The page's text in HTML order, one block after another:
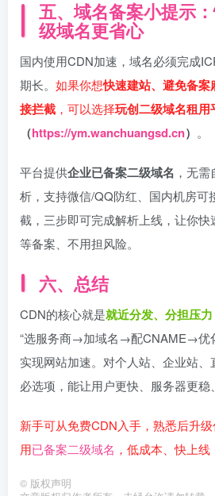
五、域名备案小提示
级域名更省心
国内使用CDN加速，域名必须完成
期长。 如果你想快速建站、避免备
接拦截 ，可以选择玩创二级域名租用
（https://ym.wanchuangsd.cn） 。
平台提供企业已备案二级域名 ，无
析，支持微信/QQ防红、国内机房可
截，三步即可完成解析上线，让你
等备案、不用担风险。
六、总结
CDN的核心就是就近分发、分担压力
“选服务商→加域名→配CNAME→优
实现网站加速。对个人站、企业站
必选项，能让用户更快、服务器更稳
新手可从免费CDN入手，熟悉后升
用已备案二级域名 ，低成本、快上线
© 版权声明